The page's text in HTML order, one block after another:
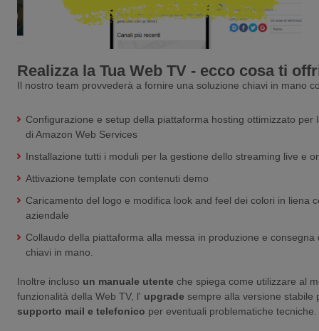
Realizza la Tua Web TV - ecco cosa ti
Il nostro team provvederà a fornire una soluzione chiavi in mano
Configurazione e setup della piattaforma hosting ottimizzato per
di Amazon Web Services
Installazione tutti i moduli per la gestione dello streaming live e
Attivazione template con contenuti demo
Caricamento del logo e modifica look and feel dei colori in liena
aziendale
Collaudo della piattaforma alla messa in produzione e consegna
chiavi in mano.
Inoltre incluso un manuale utente che spiega come utilizzare al
funzionalità della Web TV, l' upgrade sempre alla versione stabile
supporto mail e telefonico per eventuali problematiche tecniche.